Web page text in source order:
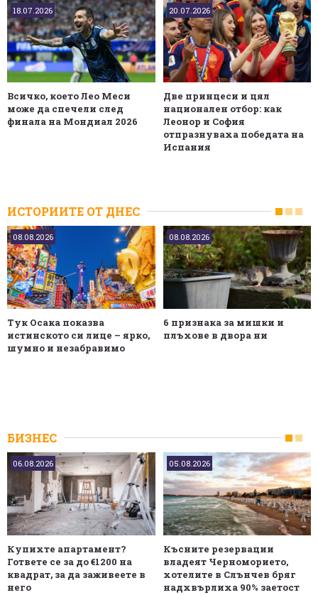
18.07.2026
Всичко, което Лео Меси
може да спечели след
финала на Мондиал 2026
20.07.2026
Две принцеси и цял
национален отбор: как
Леонор и София
отпразнуваха победата на
Испания
ИСТОРИИТЕ ОТ ДНЕС
08.08.2026
Тук Осака показва
истинското си лице – ярко,
шумно и незабравимо
08.08.2026
6 признака за мишки и
плъхове в двора ни
БИЗНЕС
06.08.2026
Купихте апартамент?
Гответе се за до €1200 на
квадрат, за да заживеете в
него
05.08.2026
Късните резервации
владеят Черноморието,
хотелите в Слънчев бряг
надхвърлиха 90% заетост